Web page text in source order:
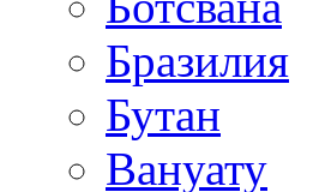
Бразилия
Бутан
Вануату